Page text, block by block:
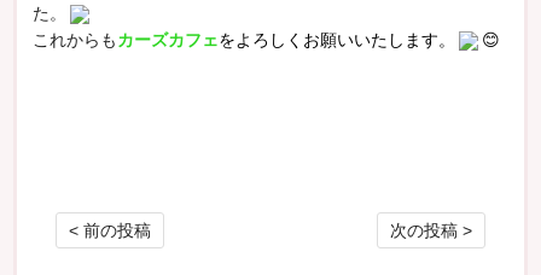
た。
これからもカーズカフェをよろしくお願いいたします。 😊
投稿ナビゲーション
< 前の投稿 次の投稿 >